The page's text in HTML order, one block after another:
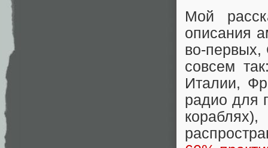
Мой
описания
во-
совсем
Италии,
радио для